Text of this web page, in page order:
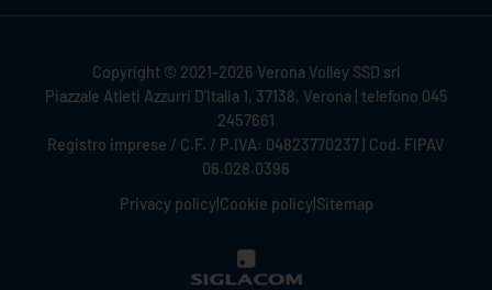
Copyright © 2021-2026 Verona Volley SSD srl
Piazzale Atleti Azzurri D'Italia 1, 37138, Verona | telefono 045
2457661
Registro imprese / C.F. / P.IVA: 04823770237 | Cod. FIPAV
06.028.0396
Privacy policy Cookie policy Sitemap